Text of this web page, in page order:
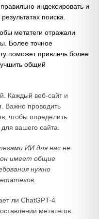
индексировать и
поиска.
метатеги отражали
Более точное
поможет привлечь более
общий
Каждый веб-сайт и
Важно проводить
чтобы определить
вашего сайта.
ИИ для нас не
имеет общие
нужно
ли ChatGPT-4
метатегов.